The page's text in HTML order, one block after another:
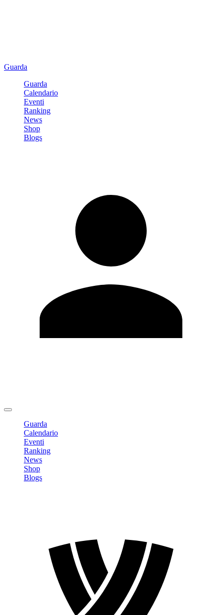
Guarda
Guarda
Calendario
Eventi
Ranking
News
Shop
Blogs
Guarda
Calendario
Eventi
Ranking
News
Shop
Blogs